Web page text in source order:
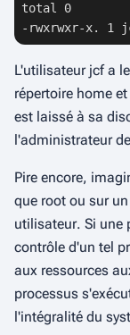
total 0
-rwxrwxr-x. 1
L'utilisateur jcf a
répertoire home
est laissé à sa
l'administrateur
Pire encore,
que root ou sur
utilisateur. Si une
contrôle d'un tel
aux ressources
processus
l'intégralité du